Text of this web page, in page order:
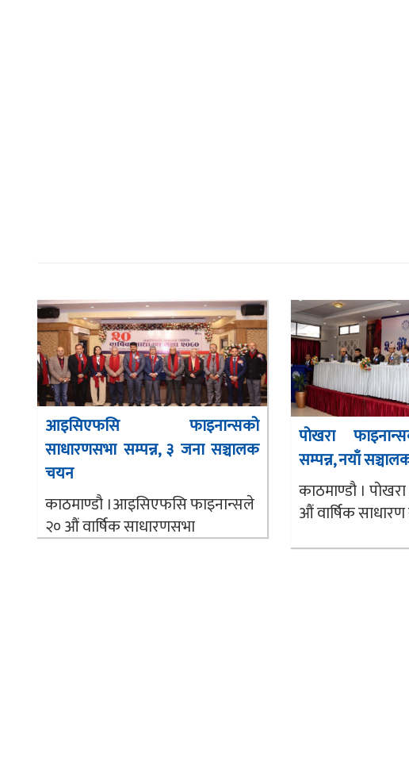
आइसिएफसि फाइनान्सको
साधारणसभा सम्पन्न, ३ जना सञ्चालक
चयन
काठमाण्डौ ।आइसिएफसि फाइनान्सले
२० औं वार्षिक साधारणसभा
पोखरा
सम्पन्न, नयाँ
काठमाण्डौ ।
औं वार्षिक